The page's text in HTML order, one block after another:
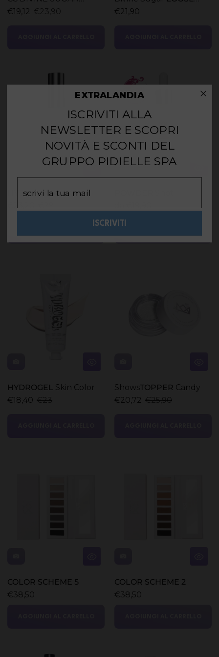
PRESSED POWDER
€19,12 €23,90
POWDER
€21,90
HYDRAPAIR SHOT
€23,20 €29
da €19,90
HYDROGEL Skin Color
€18,40 €23
ShowsTOPPER Candy
€20,72 €25,90
COLOR SCHEME 5
€38,50
COLOR SCHEME 2
€38,50
EXTRALANDIA
ISCRIVITI ALLA
NEWSLETTER E SCOPRI
NOVITÀ E SCONTI DEL
GRUPPO PIDIELLE SPA
ISCRIVITI